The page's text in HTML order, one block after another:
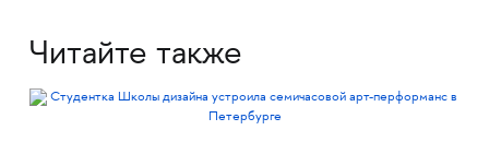
Читайте также